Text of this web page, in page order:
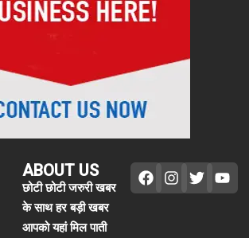
ABOUT US
छोटी छोटी जरुरी खबर
के साथ हर बड़ी खबर
आपको यहां मिल पाती